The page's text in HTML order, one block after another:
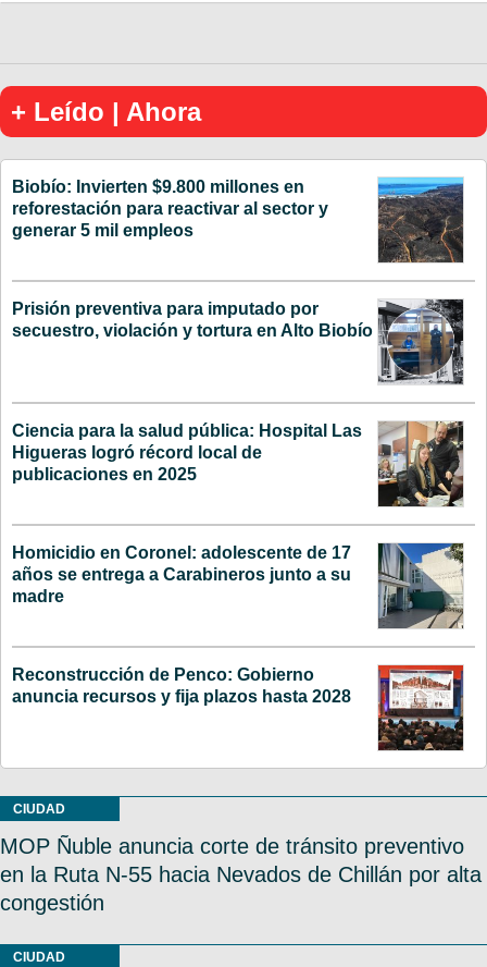
+ Leído | Ahora
Biobío: Invierten $9.800 millones en
reforestación para reactivar al sector y
generar 5 mil empleos
Prisión preventiva para imputado por
secuestro, violación y tortura en Alto Biobío
Ciencia para la salud pública: Hospital Las
Higueras logró récord local de
publicaciones en 2025
Homicidio en Coronel: adolescente de 17
años se entrega a Carabineros junto a su
madre
Reconstrucción de Penco: Gobierno
anuncia recursos y fija plazos hasta 2028
CIUDAD
MOP Ñuble anuncia corte de tránsito preventivo
en la Ruta N-55 hacia Nevados de Chillán por alta
congestión
CIUDAD